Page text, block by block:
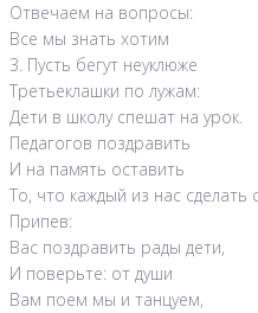
Отвечаем на вопросы:
Все мы знать хотим
3. Пусть бегут неуклюже
Третьеклашки по лужам:
Дети в школу спешат на урок.
Педагогов поздравить
И на память оставить
То, что каждый из нас сделать
Припев:
Вас поздравить рады дети,
И поверьте: от души
Вам поем мы и танцуем,